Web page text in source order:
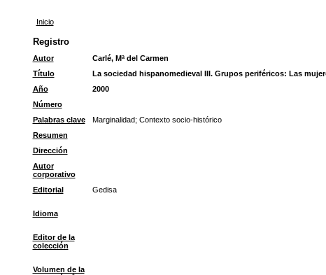
Inicio
Registro
Autor
Carlé, Mª del Carmen
Título
La sociedad hispanomedieval III. Grupos periféricos: Las
Año
2000
Número
Palabras clave
Marginalidad; Contexto socio-histórico
Resumen
Dirección
Autor
corporativo
Editorial Gedisa
Idioma
Editor de la
colección
Volumen de la